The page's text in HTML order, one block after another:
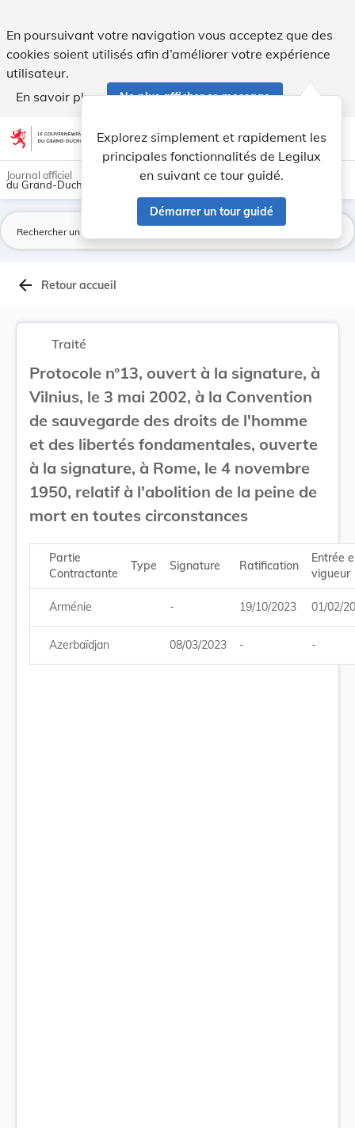
En poursuivant votre navigation vous acceptez que des
cookies soient utilisés afin d’améliorer votre expérience
utilisateur.
En savoir plus
Ne plus afficher ce message
Aller au contenu account_circle help Aide
Explorez simplement et rapidement les
principales fonctionnalités de Legilux
en suivant ce tour guidé.
Démarrer un tour guidé
light_mode dark_mode
Journal officiel
du Grand-Duché de Luxembourg
arrow_back Retour accueil
Traité
Protocole n°13, ouvert à la signature, à
Vilnius, le 3 mai 2002, à la Convention
de sauvegarde des droits de l'homme
et des libertés fondamentales, ouverte
à la signature, à Rome, le 4 novembre
1950, relatif à l'abolition de la peine de
mort en toutes circonstances
Partie
Contractante
Type Signature Ratification
Entrée
vigueur
Arménie - 19/10/2023 01/02/
Azerbaïdjan 08/03/2023 - -